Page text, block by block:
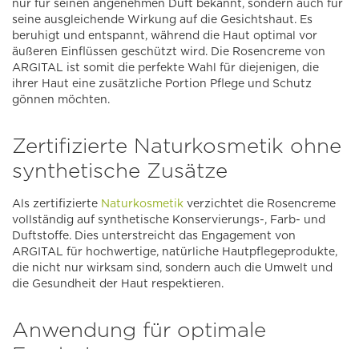
nur für seinen angenehmen Duft bekannt, sondern auch für
seine ausgleichende Wirkung auf die Gesichtshaut. Es
beruhigt und entspannt, während die Haut optimal vor
äußeren Einflüssen geschützt wird. Die Rosencreme von
ARGITAL ist somit die perfekte Wahl für diejenigen, die
ihrer Haut eine zusätzliche Portion Pflege und Schutz
gönnen möchten.
Zertifizierte Naturkosmetik ohne
synthetische Zusätze
Als zertifizierte Naturkosmetik verzichtet die Rosencreme
vollständig auf synthetische Konservierungs-, Farb- und
Duftstoffe. Dies unterstreicht das Engagement von
ARGITAL für hochwertige, natürliche Hautpflegeprodukte,
die nicht nur wirksam sind, sondern auch die Umwelt und
die Gesundheit der Haut respektieren.
Anwendung für optimale